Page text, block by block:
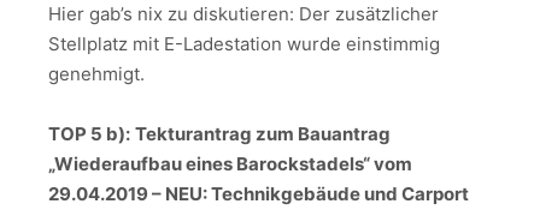
Hier gab’s nix zu diskutieren: Der zusätzlicher
Stellplatz mit E-Ladestation wurde einstimmig
genehmigt.
TOP 5 b): Tekturantrag zum Bauantrag
„Wiederaufbau eines Barockstadels“ vom
29.04.2019 – NEU: Technikgebäude und Carport